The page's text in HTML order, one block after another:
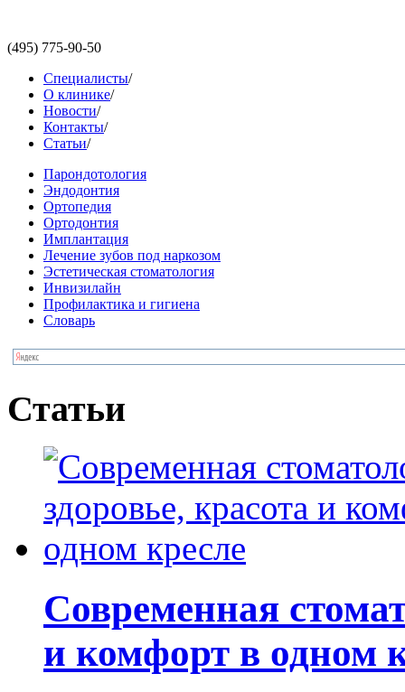
(495) 775-90-50
Специалисты/
О клинике/
Новости/
Контакты/
Статьи/
Парондотология
Эндодонтия
Ортопедия
Ортодонтия
Имплантация
Лечение зубов под наркозом
Эстетическая стоматология
Инвизилайн
Профилактика и гигиена
Словарь
Статьи
Современная
и комфорт в одном